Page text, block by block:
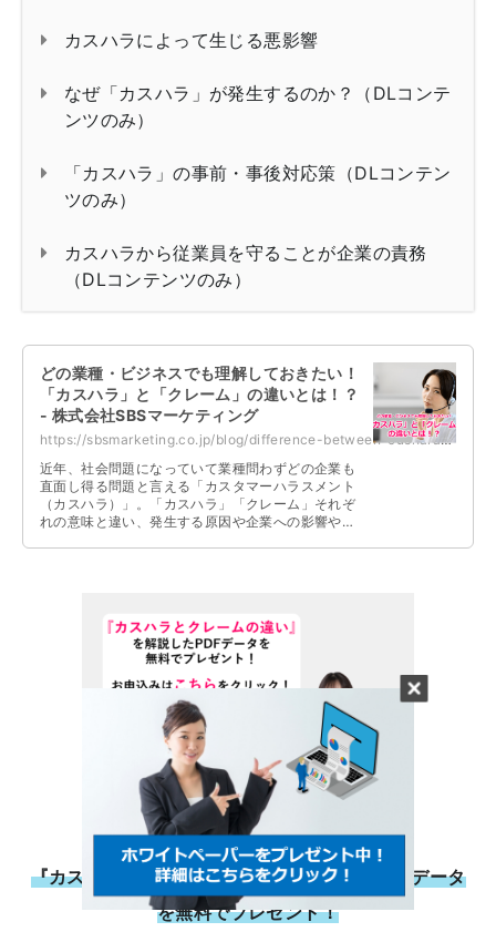
カスハラによって生じる悪影響
なぜ「カスハラ」が発生するのか？（DLコンテ
ンツのみ）
「カスハラ」の事前・事後対応策（DLコンテン
ツのみ）
カスハラから従業員を守ることが企業の責務
（DLコンテンツのみ）
どの業種・ビジネスでも理解しておきたい！
「カスハラ」と「クレーム」の違いとは！？
- 株式会社SBSマーケティング
https://sbsmarketing.co.jp/blog/difference-between-cushara-and-claim-2024-08/
近年、社会問題になっていて業種問わずどの企業も
直面し得る問題と言える「カスタマーハラスメント
（カスハラ）」。「カスハラ」「クレーム」それぞ
れの意味と違い、発生する原因や企業への影響や対
『カスハラとクレームの違い』を解説したPDFデータ
を無料でプレゼント！